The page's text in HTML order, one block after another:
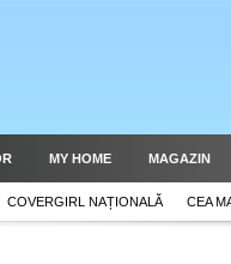
MY HOME MAGAZIN
COVERGIRL NAȚIONALĂ CEA